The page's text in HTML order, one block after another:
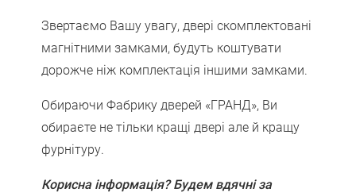
Звертаємо Вашу увагу, двері скомплектовані
магнітними замками, будуть коштувати
дорожче ніж комплектація іншими замками.
Обираючи Фабрику дверей «ГРАНД», Ви
обираєте не тільки кращі двері але й кращу
фурнітуру.
Корисна інформація? Будем вдячні за